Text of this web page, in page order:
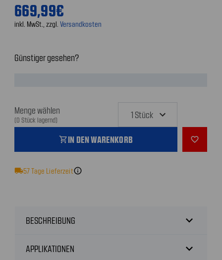
669,99€
inkl. MwSt., zzgl. Versandkosten
Günstiger gesehen?
Menge wählen
(0 Stück lagernd)
shopping_cartIN DEN WARENKORB favorite_outline
local_shipping57Tage Lieferzeitinfo
BESCHREIBUNG expand_more
APPLIKATIONEN expand_more